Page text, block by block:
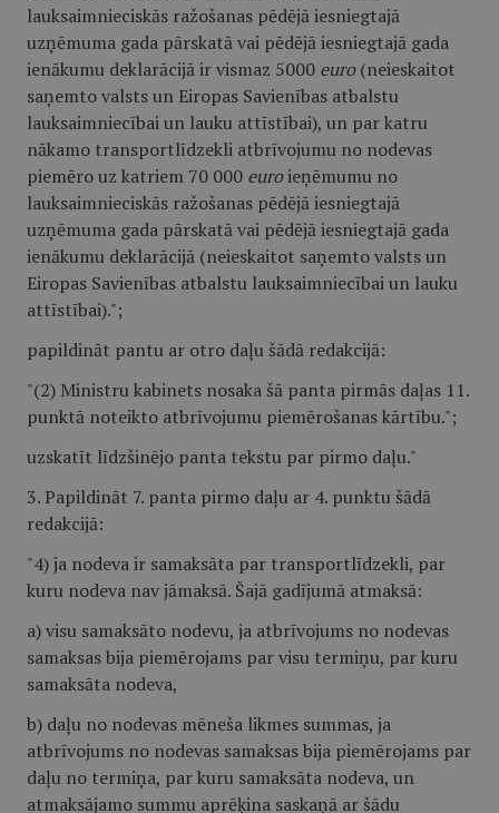
lauksaimnieciskās ražošanas pēdējā iesniegtajā
uzņēmuma gada pārskatā vai pēdējā iesniegtajā gada
ienākumu deklarācijā ir vismaz 5000 euro(neieskaitot
saņemto valsts un Eiropas Savienības atbalstu
lauksaimniecībai un lauku attīstībai), un par katru
nākamo transportlīdzekli atbrīvojumu no nodevas
piemēro uz katriem 70 000 euroieņēmumu no
lauksaimnieciskās ražošanas pēdējā iesniegtajā
uzņēmuma gada pārskatā vai pēdējā iesniegtajā gada
ienākumu deklarācijā (neieskaitot saņemto valsts un
Eiropas Savienības atbalstu lauksaimniecībai un lauku
attīstībai).";
papildināt pantu ar otro daļu šādā redakcijā:
"(2) Ministru kabinets nosaka šā panta pirmās daļas 11.
punktā noteikto atbrīvojumu piemērošanas kārtību.";
uzskatīt līdzšinējo panta tekstu par pirmo daļu."
3. Papildināt 7. panta pirmo daļu ar 4. punktu šādā
redakcijā:
"4) ja nodeva ir samaksāta par transportlīdzekli, par
kuru nodeva nav jāmaksā. Šajā gadījumā atmaksā:
a) visu samaksāto nodevu, ja atbrīvojums no nodevas
samaksas bija piemērojams par visu termiņu, par kuru
samaksāta nodeva,
b) daļu no nodevas mēneša likmes summas, ja
atbrīvojums no nodevas samaksas bija piemērojams par
daļu no termiņa, par kuru samaksāta nodeva, un
atmaksājamo summu aprēķina saskaņā ar šādu